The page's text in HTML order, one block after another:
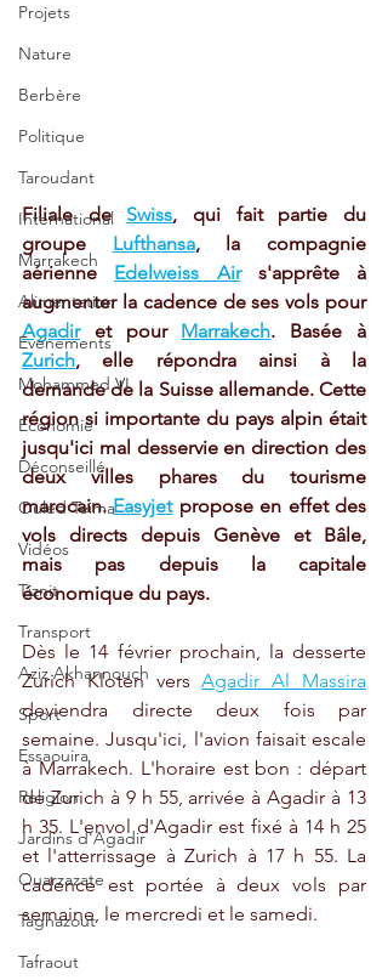
Projets
Nature
Berbère
Politique
Taroudant
International
Marrakech
Alimentation
Evénements
Mohammed VI
Economie
Déconseillé
Ouled Teima
Vidéos
Tiznit
Transport
Aziz Akhannouch
Sport
Essaouira
Religion
Jardins d'Agadir
Ouarzazate
Taghazout
Tafraout
Filiale de Swiss, qui fait partie du
groupe Lufthansa, la compagnie
aérienne Edelweiss Air s'apprête à
augmenter la cadence de ses vols pour
Agadir et pour Marrakech
Zurich, elle répondra ainsi à la
demande de la Suisse allemande. Cette
région si importante du pays alpin était
jusqu'ici mal desservie en direction des
deux villes phares du tourisme
marocain. Easyjet propose en effet des
vols directs depuis Genève et Bâle,
mais pas depuis la capitale
économique du pays.
Dès le 14 février prochain, la desserte
Zurich Kloten vers Agadir Al Massira
deviendra directe deux fois par
semaine. Jusqu'ici, l'avion faisait escale
à Marrakech. L'horaire est bon : départ
de Zurich à 9 h 55, arrivée à Agadir à 13
h 35. L'envol d'Agadir est fixé à 14 h 25
et l'atterrissage à Zurich à 17 h 55. La
cadence est portée à deux vols par
semaine, le mercredi et le samedi.